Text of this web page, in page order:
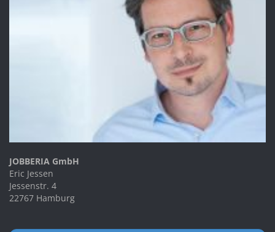
JOBBERIA GmbH
Eric Jessen
Jessenstr. 4
22767 Hamburg